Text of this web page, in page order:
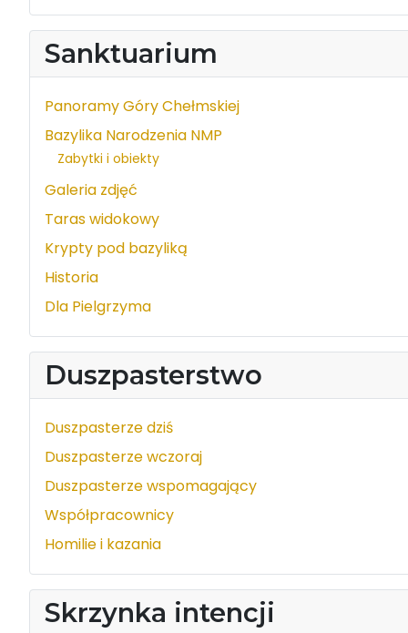
Sanktuarium
Panoramy Góry Chełmskiej
Bazylika Narodzenia NMP
Zabytki i obiekty
Galeria zdjęć
Taras widokowy
Krypty pod bazyliką
Historia
Dla Pielgrzyma
Duszpasterstwo
Duszpasterze dziś
Duszpasterze wczoraj
Duszpasterze wspomagający
Współpracownicy
Homilie i kazania
Skrzynka intencji